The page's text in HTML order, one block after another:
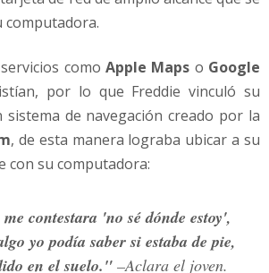
computadora.
como Apple Maps o Google
por lo que Freddie vinculó su
de navegación creado por la
, de esta manera lograba ubicar a su
con su computadora:
contestara 'no sé dónde estoy',
yo podía saber si estaba de pie,
en el suelo." –Aclara el joven.